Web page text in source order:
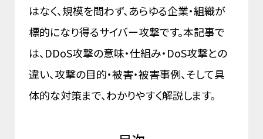
はなく、規模を問わず、あらゆる企業・組織が
標的になり得るサイバー攻撃です。本記事で
は、DDoS攻撃の意味・仕組み・DoS攻撃との
違い、攻撃の目的・被害・被害事例、そして具
体的な対策まで、わかりやすく解説します。